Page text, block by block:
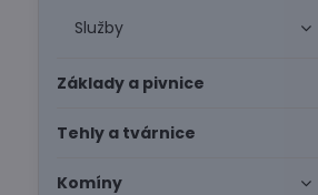
Služby
Základy a pivnice
Tehly a tvárnice
Komíny